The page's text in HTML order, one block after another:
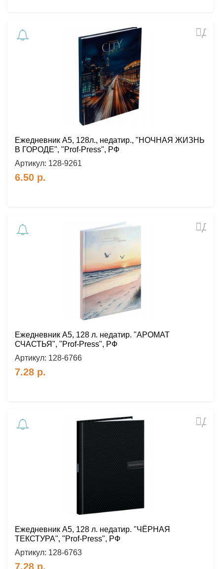
Ежедневник А5, 128л., недатир., "НОЧНАЯ ЖИЗНЬ
В ГОРОДЕ", "Prof-Press", РФ
Артикул: 128-9261
6.50 р.
Ежедневник A5, 128 л. недатир. "АРОМАТ
СЧАСТЬЯ", "Prof-Press", РФ
Артикул: 128-6766
7.28 р.
Ежедневник A5, 128 л. недатир. "ЧЁРНАЯ
ТЕКСТУРА", "Prof-Press", РФ
Артикул: 128-6763
7.28 р.